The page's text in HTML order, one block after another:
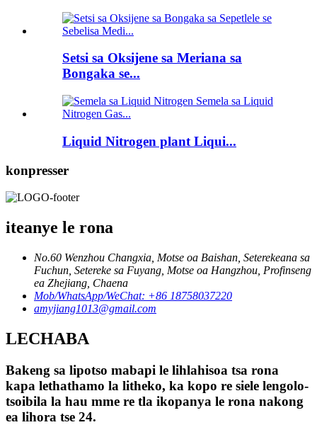
Setsi sa Oksijene sa Meriana sa
Bongaka se...
Liquid Nitrogen plant Liqui...
konpresser
iteanye le rona
No.60 Wenzhou Changxia, Motse oa Baishan, Seterekeana sa
Fuchun, Setereke sa Fuyang, Motse oa Hangzhou, Profinseng
ea Zhejiang, Chaena
Mob/WhatsApp/WeChat: +86 18758037220
amyjiang1013@gmail.com
LECHABA
Bakeng sa lipotso mabapi le lihlahisoa tsa rona
kapa lethathamo la litheko, ka kopo re siele lengolo-
tsoibila la hau mme re tla ikopanya le rona nakong
ea lihora tse 24.